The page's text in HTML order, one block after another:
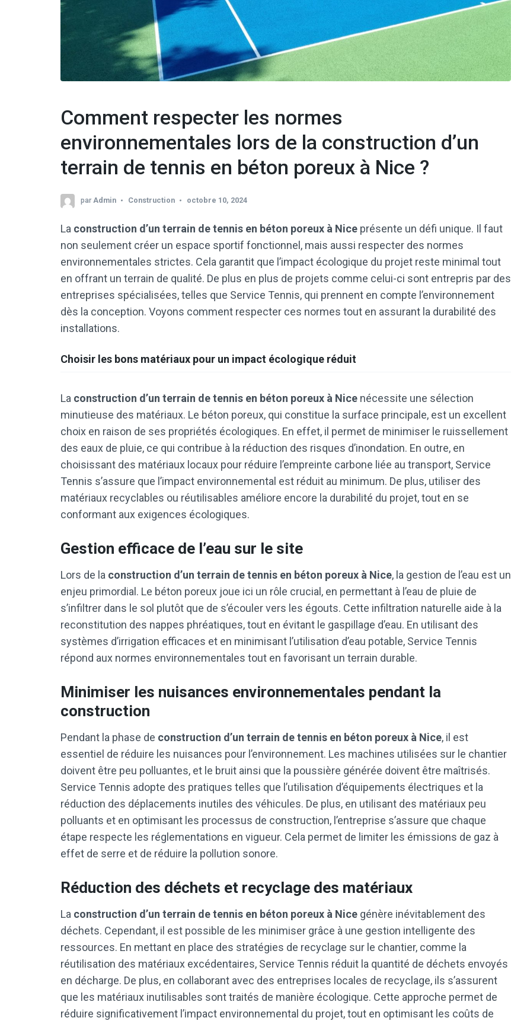
Comment respecter les normes
environnementales lors de la construction d’un
terrain de tennis en béton poreux à Nice ?
parAdmin Construction octobre 10, 2024
La construction d’un terrain de tennis en béton poreux à Nice présente un défi unique. Il faut
non seulement créer un espace sportif fonctionnel, mais aussi respecter des normes
environnementales strictes. Cela garantit que l’impact écologique du projet reste minimal tout
en offrant un terrain de qualité. De plus en plus de projets comme celui-ci sont entrepris par des
entreprises spécialisées, telles que Service Tennis, qui prennent en compte l’environnement
dès la conception. Voyons comment respecter ces normes tout en assurant la durabilité des
installations.
Choisir les bons matériaux pour un impact écologique réduit
La construction d’un terrain de tennis en béton poreux à Nice nécessite une sélection
minutieuse des matériaux. Le béton poreux, qui constitue la surface principale, est un excellent
choix en raison de ses propriétés écologiques. En effet, il permet de minimiser le ruissellement
des eaux de pluie, ce qui contribue à la réduction des risques d’inondation. En outre, en
choisissant des matériaux locaux pour réduire l’empreinte carbone liée au transport, Service
Tennis s’assure que l’impact environnemental est réduit au minimum. De plus, utiliser des
matériaux recyclables ou réutilisables améliore encore la durabilité du projet, tout en se
conformant aux exigences écologiques.
Gestion efficace de l’eau sur le site
Lors de la construction d’un terrain de tennis en béton poreux à Nice, la gestion de l’eau est un
enjeu primordial. Le béton poreux joue ici un rôle crucial, en permettant à l’eau de pluie de
s’infiltrer dans le sol plutôt que de s’écouler vers les égouts. Cette infiltration naturelle aide à la
reconstitution des nappes phréatiques, tout en évitant le gaspillage d’eau. En utilisant des
systèmes d’irrigation efficaces et en minimisant l’utilisation d’eau potable, Service Tennis
répond aux normes environnementales tout en favorisant un terrain durable.
Minimiser les nuisances environnementales pendant la
construction
Pendant la phase de construction d’un terrain de tennis en béton poreux à Nice, il est
essentiel de réduire les nuisances pour l’environnement. Les machines utilisées sur le chantier
doivent être peu polluantes, et le bruit ainsi que la poussière générée doivent être maîtrisés.
Service Tennis adopte des pratiques telles que l’utilisation d’équipements électriques et la
réduction des déplacements inutiles des véhicules. De plus, en utilisant des matériaux peu
polluants et en optimisant les processus de construction, l’entreprise s’assure que chaque
étape respecte les réglementations en vigueur. Cela permet de limiter les émissions de gaz à
effet de serre et de réduire la pollution sonore.
Réduction des déchets et recyclage des matériaux
La construction d’un terrain de tennis en béton poreux à Nice génère inévitablement des
déchets. Cependant, il est possible de les minimiser grâce à une gestion intelligente des
ressources. En mettant en place des stratégies de recyclage sur le chantier, comme la
réutilisation des matériaux excédentaires, Service Tennis réduit la quantité de déchets envoyés
en décharge. De plus, en collaborant avec des entreprises locales de recyclage, ils s’assurent
que les matériaux inutilisables sont traités de manière écologique. Cette approche permet de
réduire significativement l’impact environnemental du projet, tout en optimisant les coûts de